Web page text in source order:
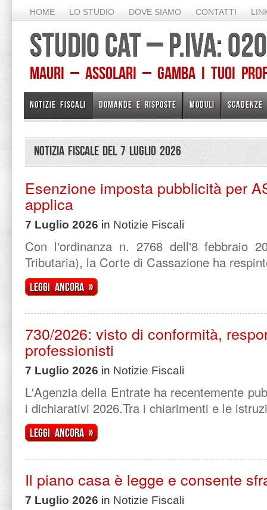
HOME LO STUDIO DOVE SIAMO CONTATTI
STUDIO CAT – P.IVA:
Mauri – Assolari – Gamba I TUOI
NOTIZIE FISCALI DOMANDE E RISPOSTE MODULI SCADENZE
Notizia Fiscale del 7 Luglio 2026
Esenzione imposta pubblicità per
applica
7 Luglio 2026 in Notizie Fiscali
Con l'ordinanza n. 2768 dell'8 febbraio
Tributaria), la Corte di Cassazione ha
Leggi ancora »
730/2026: visto di conformità,
professionisti
7 Luglio 2026 in Notizie Fiscali
L'Agenzia della Entrate ha recentemente
i dichiarativi 2026.Tra i chiarimenti e le
Leggi ancora »
Il piano casa è legge e consente
7 Luglio 2026 in Notizie Fiscali